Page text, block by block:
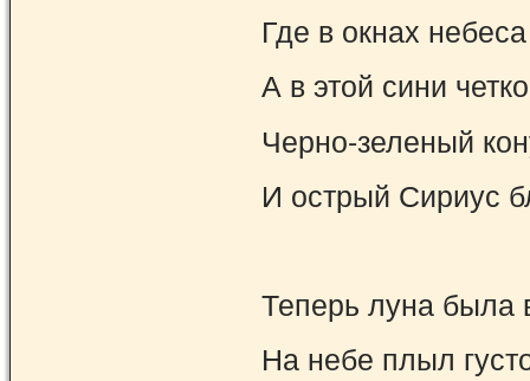
Где в окнах
А в этой сини
Черно-зеленый
И острый Сириус
Теперь луна была
На небе плыл